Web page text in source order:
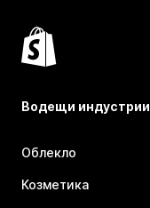
Водещи индустрии
Облекло
Козметика